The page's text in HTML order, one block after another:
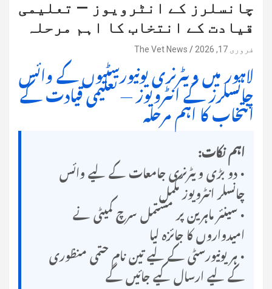
چانسلرز کے انٹرویوز — تعلیمی
قیادت کے انتخاب کا اہم مرحلہ
فروری 17, 2026 The Vet News
لاہور میں ویٹرنری یونیورسٹیوں کے وائس
چانسلرز کے انٹرویوز — تعلیمی قیادت کے
انتخاب کا اہم مرحلہ
اہم نکات:
• دو بڑی ویٹرنری جامعات کے لیے وائس
چانسلر انٹرویوز مکمل
• سینئر ماہرین پر مشتمل سرچ کمیٹی نے
امیدواروں کا جائزہ لیا
• ہر یونیورسٹی کے لیے تین نام حتمی منظوری
کے لیے ارسال کیے جائیں گے